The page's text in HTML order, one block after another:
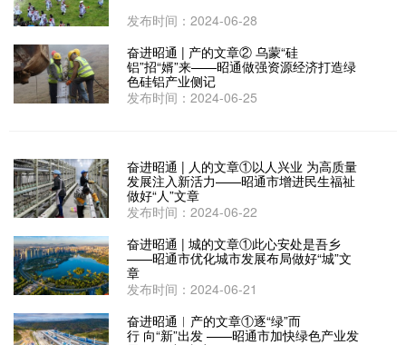
发布时间：2024-06-28
奋进昭通 | 产的文章② 乌蒙“硅
铝”招“婿”来——昭通做强资源经济打造绿
色硅铝产业侧记
发布时间：2024-06-25
奋进昭通 | 人的文章①以人兴业 为高质量
发展注入新活力——昭通市增进民生福祉
做好“人”文章
发布时间：2024-06-22
奋进昭通 | 城的文章①此心安处是吾乡
——昭通市优化城市发展布局做好“城”文
章
发布时间：2024-06-21
奋进昭通︱产的文章①逐“绿”而
行 向“新”出发 ——昭通市加快绿色产业发